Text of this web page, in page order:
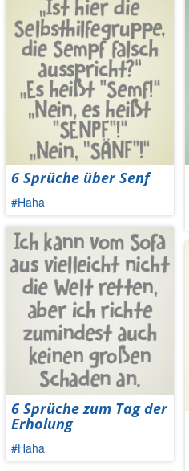
6 Sprüche über Senf
#Haha
6 Sprüche zum Tag der
Erholung
#Haha